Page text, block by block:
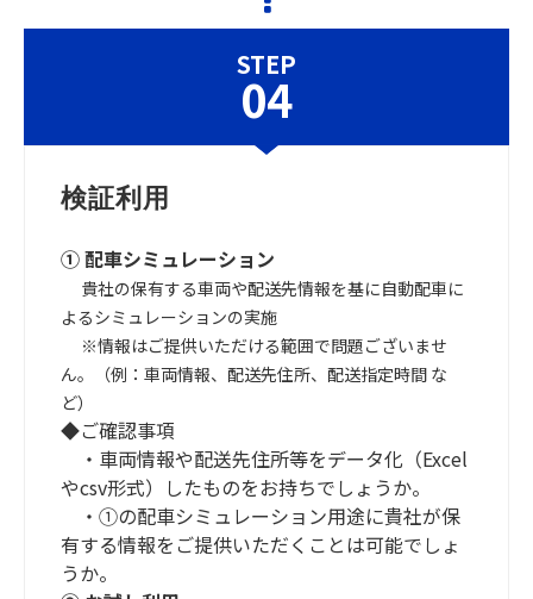
STEP
04
検証利用
① 配車シミュレーション
貴社の保有する車両や配送先情報を基に自動配車に
よるシミュレーションの実施
※情報はご提供いただける範囲で問題ございませ
ん。（例：車両情報、配送先住所、配送指定時間 な
ど）
◆ご確認事項
・車両情報や配送先住所等をデータ化（Excel
やcsv形式）したものをお持ちでしょうか。
・①の配車シミュレーション用途に貴社が保
有する情報をご提供いただくことは可能でしょ
うか。